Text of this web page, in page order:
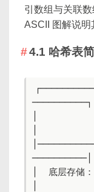
引数组与关联
ASCII 图解说明
4.1 哈希表
──────────┐
│
──────────│
│  底层存储：